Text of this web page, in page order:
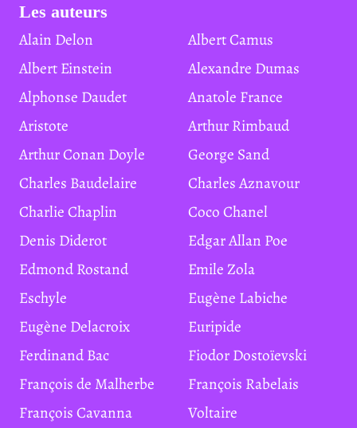
Les auteurs
Alain Delon
Albert Camus
Albert Einstein
Alexandre Dumas
Alphonse Daudet
Anatole France
Aristote
Arthur Rimbaud
Arthur Conan Doyle
George Sand
Charles Baudelaire
Charles Aznavour
Charlie Chaplin
Coco Chanel
Denis Diderot
Edgar Allan Poe
Edmond Rostand
Emile Zola
Eschyle
Eugène Labiche
Eugène Delacroix
Euripide
Ferdinand Bac
Fiodor Dostoïevski
François de Malherbe
François Rabelais
François Cavanna
Voltaire